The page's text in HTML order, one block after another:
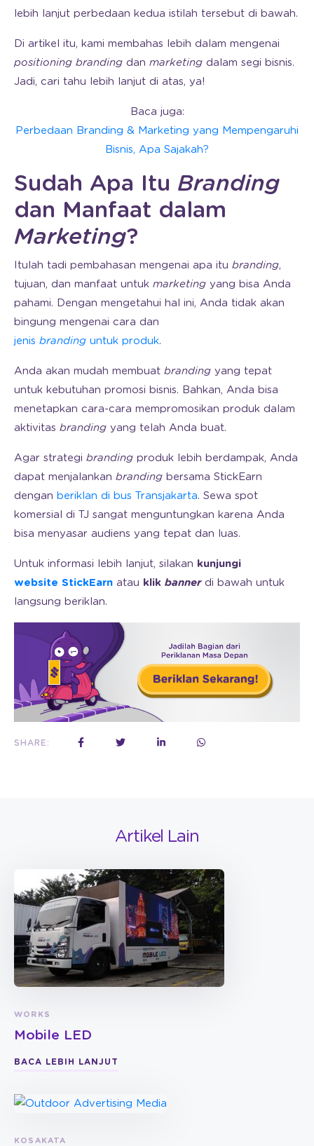
lebih lanjut perbedaan kedua istilah tersebut di bawah.
Di artikel itu, kami membahas lebih dalam mengenai
positioning branding dan marketing dalam segi bisnis.
Jadi, cari tahu lebih lanjut di atas, ya!
Baca juga:
Perbedaan Branding & Marketing yang Mempengaruhi
Bisnis, Apa Sajakah?
Sudah Apa Itu Branding
dan Manfaat dalam
Marketing?
Itulah tadi pembahasan mengenai apa itu branding,
tujuan, dan manfaat untuk marketing yang bisa Anda
pahami. Dengan mengetahui hal ini, Anda tidak akan
bingung mengenai cara dan
jenis branding untuk produk.
Anda akan mudah membuat branding yang tepat
untuk kebutuhan promosi bisnis. Bahkan, Anda bisa
menetapkan cara-cara mempromosikan produk dalam
aktivitas branding yang telah Anda buat.
Agar strategi branding produk lebih berdampak, Anda
dapat menjalankan branding bersama StickEarn
dengan beriklan di bus Transjakarta. Sewa spot
komersial di TJ sangat menguntungkan karena Anda
bisa menyasar audiens yang tepat dan luas.
Untuk informasi lebih lanjut, silakan kunjungi
website StickEarn atau klik bannerdi bawah untuk
langsung beriklan.
SHARE:
Artikel Lain
WORKS
Mobile LED
BACA LEBIH LANJUT
KOSAKATA